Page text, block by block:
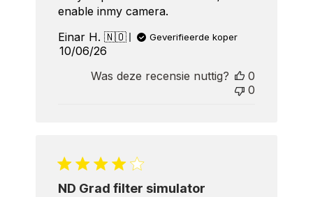
enable inmy camera.
Einar H. 🇳🇴
Geverifieerde koper
Published
10/06/26
Was deze recensie nuttig?
0
0
ND Grad filter simulator